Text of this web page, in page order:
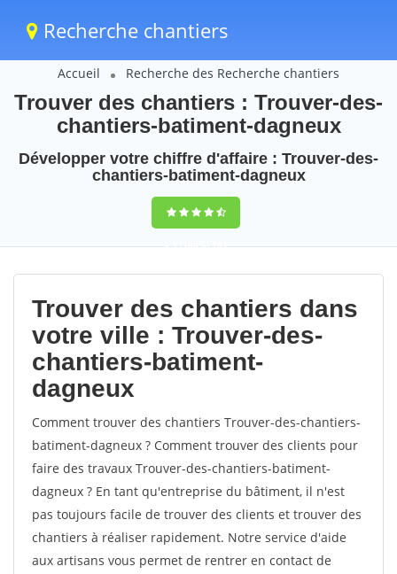
Recherche chantiers
Accueil Recherche des Recherche chantiers
Trouver des chantiers : Trouver-des-
chantiers-batiment-dagneux
Développer votre chiffre d'affaire : Trouver-des-
chantiers-batiment-dagneux
9,5(100%)101
votes
Trouver des chantiers dans
votre ville : Trouver-des-
chantiers-batiment-
dagneux
Comment trouver des chantiers Trouver-des-chantiers-
batiment-dagneux ? Comment trouver des clients pour
faire des travaux Trouver-des-chantiers-batiment-
dagneux ? En tant qu'entreprise du bâtiment, il n'est
pas toujours facile de trouver des clients et trouver des
chantiers à réaliser rapidement. Notre service d'aide
aux artisans vous permet de rentrer en contact de